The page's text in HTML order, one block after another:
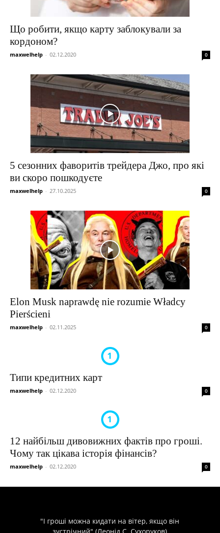
Що робити, якщо карту заблокували за
кордоном?
maxwelhelp - 02.12.2020 0
5 сезонних фаворитів трейдера Джо, про які
ви скоро пошкодуєте
maxwelhelp - 27.10.2025 0
Elon Musk naprawdę nie rozumie Władcy
Pierścieni
maxwelhelp - 02.11.2025 0
Типи кредитних карт
maxwelhelp - 02.12.2020 0
12 найбільш дивовижних фактів про гроші.
Чому так цікава історія фінансів?
maxwelhelp - 02.12.2020 0
"І гроші можна кидати на вітер, якщо він